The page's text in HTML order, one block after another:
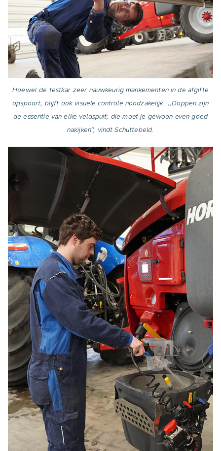
Hoewel de testkar zeer nauwkeurig mankementen in de afgifte
opspoort, blijft ook visuele controle noodzakelijk. ,,Doppen zijn
de essentie van elke veldspuit; die moet je gewoon even goed
nakijken’’, vindt Schuttebeld.